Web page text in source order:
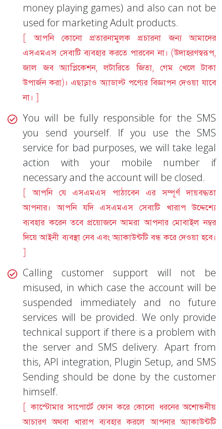
money playing games) and also can not be
used for marketing Adult products.
[ আপনি কোনো প্রতারনামুলক প্রচারনা জন্য আমাদের
এসএমএস সেবাটি ব্যবহার করতে পারবেন না। (উদাহরণস্বরূপ,
জাল জব অ্যাপ্লিকেশন, লটারিতে জিতা, গেম খেলে টাকা
উপার্জন করা)। এছাড়াও অ্যাডাল্ট পণ্যের বিজ্ঞাপন দেওয়া যাবে
না। ]
You will be fully responsible for the SMS
you send yourself. If you use the SMS
service for bad purposes, we will take legal
action with your mobile number if
necessary and the account will be closed.
[ আপনি যে এসএমএস পাঠাবেন এর সম্পূর্ণ দায়বদ্ধতা
আপনার। আপনি যদি এসএমএস সেবাটি খারাপ উদ্দেশ্যে
ব্যবহার করেন তবে প্রয়োজনে আমরা আপনার মোবাইল নম্বর
দিয়ে আইনী ব্যবস্থা নেব এবং অ্যাকাউন্টটি বন্ধ করে দেওয়া হবে।
]
Calling customer support will not be
misused, in which case the account will be
suspended immediately and no future
services will be provided. We only provide
technical support if there is a problem with
the server and SMS delivery. Apart from
this, API integration, Plugin Setup, and SMS
Sending should be done by the customer
himself.
[ কাস্টোমার সাপোর্টে ফোন করে কোনো ধরনের অশোভনীয়
আচারণ অথবা খারাপ ব্যবহার করলে আপনার অ্যাকাউন্টটি